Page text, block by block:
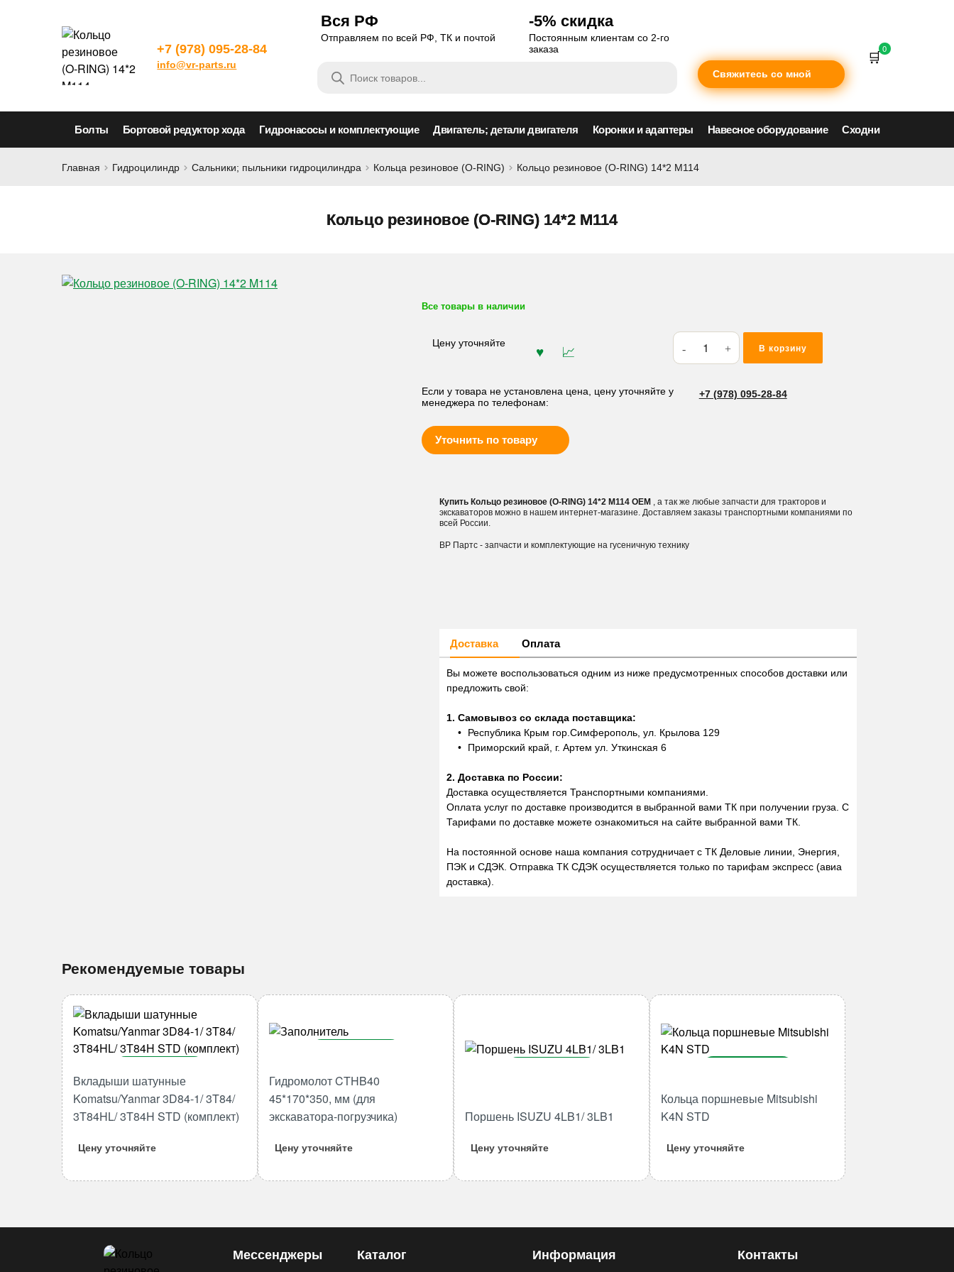
+7 (978) 095-28-84
info@vr-parts.ru
Вся РФ
Отправляем по всей РФ, ТК и почтой
-5% скидка
Постоянным клиентам со 2-го
заказа
товаров Свяжитесь со мной
0
Болты Бортовой редуктор хода Гидронасосы и комплектующие Двигатель; детали двигателя Коронки и адаптеры Навесное оборудование Сходни
Главная Гидроцилиндр Сальники; пыльники гидроцилиндра Кольца резиновое (O-RING) Кольцо резиновое (O-RING) 14*2 M114
Кольцо резиновое (O-RING) 14*2 M114
Все товары в наличии
Цену уточняйте
Количество
товара
резиновое
В корзину
Если у товара не установлена цена, цену уточняйте у
менеджера по телефонам:
+7 (978) 095-28-84
Уточнить по товару
Купить Кольцо резиновое (O-RING) 14*2 M114 OEM , а так же любые запчасти для тракторов и
экскаваторов можно в нашем интернет-магазине. Доставляем заказы транспортными компаниями по
всей России.
ВР Партс - запчасти и комплектующие на гусеничную технику
Доставка Оплата
Вы можете воспользоваться одним из ниже предусмотренных способов доставки или
предложить свой:
1. Самовывоз со склада поставщика:
Республика Крым гор.Симферополь, ул. Крылова 129
Приморский край, г. Артем ул. Уткинская 6
2. Доставка по России:
Доставка осуществляется Транспортными компаниями.
Оплата услуг по доставке производится в выбранной вами ТК при получении груза. С
Тарифами по доставке можете ознакомиться на сайте выбранной вами ТК.
На постоянной основе наша компания сотрудничает с ТК Деловые линии, Энергия,
ПЭК и СДЭК. Отправка ТК СДЭК осуществляется только по тарифам экспресс (авиа
доставка).
Рекомендуемые товары
Количество
товара
Вкладыши
3D84-
3T84HL/
Вкладыши шатунные
Komatsu/Yanmar 3D84-1/ 3T84/
3T84HL/ 3T84H STD (комплект)
Цену уточняйте
Количество
товара
Гидромолот
CTHB40
(для
Гидромолот CTHB40
45*170*350, мм (для
экскаватора-погрузчика)
Цену уточняйте
товара
3LB1
Поршень ISUZU 4LB1/ 3LB1
Цену уточняйте
Количество
K4N
Кольца поршневые Mitsubishi
K4N STD
Цену уточняйте
Мессенджеры Каталог Информация Контакты